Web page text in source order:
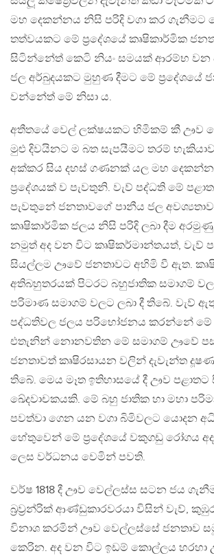
මහ දෙකන්නය නිසි පරිදි වගා කර ගැනීමට
තත්වයකට මේ ප‍්‍රදේශයේ කෘෂිකාර්මික
සිටින්නේත් කෙටි නියං සමයක් ආරම්භ වන
ජල අර්බුදයකට මුහුණ දීමට මේ ප‍්‍රදේශයේ
වන්නේත් මේ නිසා ය.
අතීතයේ වෙල් ලක්ෂයකට හිමිකම් කී ඌව
මුළු දිවයිනට ම බත සැපයීමට තරම්
අක්කර සිය දහස් ගණනක් යල මහ
ප‍්‍රදේශයක් ව පැවතුනි. වැව් පද්ධති මේ
පැවතුනේ ජනතාවගේ පානීය ජල
කෘෂිකාර්මික ජලය නිසි පරිදි ලබා දීම
නමුත් අද වන විට කෘෂිකර්මාන්තයත්, වැව්
සියල්ලම ඌවේ ජනතාවට අහිමි වී ඇත.
අතිබහුතරයක් පිටරට බහුජාතික සමාගම්
පරිමාණ සමාගම් වලට ලබා දී තිබේ. වැව්
පද්ධතිවල ජලය පරිභෝජනය කරන්නේ මේ
එතැනින් නොනවතින මේ සමාගම් ඌවේ
ජනතාවත් කෘෂිරසායන වලින් දැවැන්ත
තිබේ. මෙය මෑත ඉතිහාසයේ දී ඌව පළාතට
ඛේදවාචකයකි. මේ බහු ජාතික හා මහා
පවත්වා ගෙන යන වගා බිමිවලට යොදන
හේතුවෙන් මේ ප‍්‍රදේශයේ වකුගඩු රෝගය
ලෙස වර්ධනය වෙමින් පවති.
වර්ෂ 1818 දී ඌව වෙල්ලස්ස සටන ජය
බ‍්‍රව‍්‍රන්රික් ආණ්ඩුකාරවරයා විසින් වැව්,
විනාශ කරමින් ඌව වෙල්ලස්සේ ජනතාව
කෙරින. අද වන විට ඉඩම් කොල්ලය හරහා